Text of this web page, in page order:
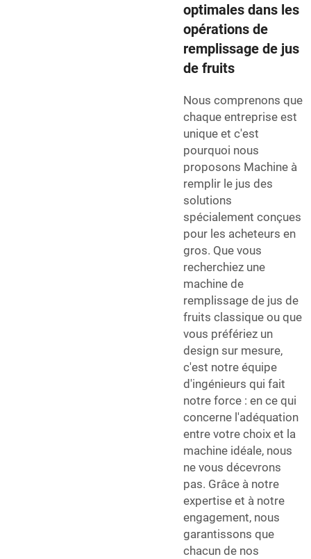
optimales dans les
opérations de
remplissage de jus
de fruits
Nous comprenons que
chaque entreprise est
unique et c'est
pourquoi nous
proposons Machine à
remplir le jus des
solutions
spécialement conçues
pour les acheteurs en
gros. Que vous
recherchiez une
machine de
remplissage de jus de
fruits classique ou que
vous préfériez un
design sur mesure,
c'est notre équipe
d'ingénieurs qui fait
notre force : en ce qui
concerne l'adéquation
entre votre choix et la
machine idéale, nous
ne vous décevrons
pas. Grâce à notre
expertise et à notre
engagement, nous
garantissons que
chacun de nos